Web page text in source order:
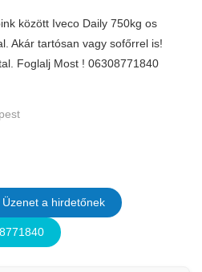
között Iveco Daily 750kg os
Akár tartósan vagy sofőrrel is!
Foglalj Most ! 06308771840
Üzenet a hirdetőnek